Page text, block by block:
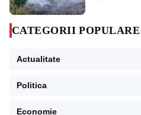
CATEGORII POPULARE
Actualitate
Politica
Economie